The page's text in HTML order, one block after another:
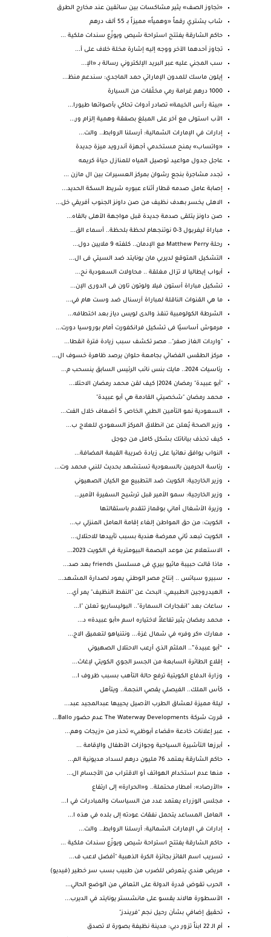
«تجاوز الصف» يثير مشاكسات بين سائقين عند مخارج الطرق
شاب يشتري رقماً «وهمياً» مميزاً بـ 55 ألف درهم
حاكم الشارقة يفتتح استراحة شيص ويوزّع سندات ملكية ...
تجاوز أحدهما الآخر ووجه إليه إشارة مخلة خلاف على أ...
سب المجني عليه عبر البريد الإلكتروني رسالة بـ «الإ...
إيلون ماسك للمدون الإماراتي حمد الماجدي: سندعم منظ...
1000 درهم غرامة رمي مخلّفات من السيارة
«بيئة رأس الخيمة» تصادر أدوات تحاكي بأصواتها طيورا...
الأب استولى مع آخر على المبلغ بصفقة وهمية إلزام ور...
إدارات في الإمارات الشمالية: أرسلنا الروابط.. والت...
«واتساب» يمنح مستخدمي أجهزة أندرويد ميزة جديدة
عاجل جدول مواعيد توصيل المياه للمنازل حياة كريمه
تجدد مشاجرة بنجع رشوان بمركز العسيرات بين ال مازن ...
إصابة عامل صدمه قطار أثناء عبوره شريط السكة الحديد...
الاهلى يخسر بهدف نظيف من صن داونز الجنوب أفريقي خل...
صن داونز يتلقى صدمة جديدة قبل مواجهة الأهلى بالقاه...
مباراة ليفربول 3-0 نوتنجهام لحظة بلحظة.. أسماء الق...
رحلة Matthew Perry مع الإدمان.. كلفته 9 ملايين دول...
التشكيل المتوقع لديربي مان يونايتد ضد السيتي فى ال...
أبواب إيطاليا لا تزال مغلقة .. محاولات السعودية نح...
تشكيل مباراة أستون فيلا ولوتون تاون فى الدورى الإن...
ما هي القنوات الناقلة لمباراة آرسنال ضد وست هام في...
الشرطة الكولومبية تنقذ والدى لويس دياز بعد اختطافه...
مرموش أساسيًا فى تشكيل فرانكفورت أمام بوروسيا دورت...
"واردات الغاز صفر".. مصر تكشف سبب زيادة فترة انقطا...
مركز الطقس الفضائي بجامعة حلوان يرصد ظاهرة خسوف ال...
رئاسيات 2024.. مايك بنس نائب الرئيس السابق ينسحب م...
"أبو عبيدة" رمضان 2024| كيف لقن محمد رمضان الاحتلا...
محمد رمضان "شخصيتي القادمة هي أبو عبيدة"
السعودية نمو التأمين الطبي الخاص 5 أضعاف خلال الفت...
وزير الصحة يُعلن عن انطلاق المركز السعودي للعلاج ب...
كيف تحذف بياناتك بشكل كامل من جوجل
النواب يوافق نهائيا على زيادة ضريبة القيمة المضافة...
رئاسة الحرمين بالسعودية تستشهد بحديث للنبي محمد وت...
وزير الخارجية: الكويت ضد التطبيع مع الكيان الصهيوني
وزير الخارجية: سمو الأمير قبل ترشيح السفيرة الأمير...
وزيرة الأشغال أماني بوقماز تتقدم باستقالتها
الكويت: من حق المواطن إلغاء إقامة العامل المنزلي ب...
الكويت تبعد ثاني ممرضة هندية بسبب تأييدها للاحتلال...
الاستعلام عن موعد البصمة البيومترية في الكويت 2023...
ماذا قالت حبيبة ماثيو بيري فى مسلسل friends بعد صد...
سبيرو سباتس .. إنتاج مصر الوطني يعود لصدارة المشهد...
الهيدروجين الطبيعي: البحث عن "النفط النظيف" يمر أي...
ساعات بعد "انفجارات السمارة".. البوليساريو تعلن "ا...
محمد رمضان يثير تفاعلاً لاختياره اسم «أبو عبيدة» د...
معارك «كر وفر» في شمال غزة... ونتنياهو لتعميق الاج...
“أبو عبيدة”.. الملثم الذي أرعب الاحتلال الصهيوني
إقلاع الطائرة السابعة من الجسر الجوي الكويتي لإغاث...
وزارة الدفاع الكويتية ترفع حالة التأهب بسبب ظروف ا...
كأس الملك.. الفيصلي يقصي النجمة.. ويتأهل
ليلة مميزة لعشاق الطرب الأصيل يحييها عبدالمجيد عبد...
قررت شركة The Waterway Developments عدم حضور Ballo...
عبر إعلانات خادعة «قضاء أبوظبي» تحذر من «زيجات وهم...
أبرزها التأشيرة السياحية وجوازات الأطفال والإقامة ...
حاكم الشارقة يعتمد 76 مليون درهم لسداد مديونية الم...
منها عدم استخدام الهواتف أو الاقتراب من الأجسام ال...
«الأرصاد»: أمطار محتملة.. و«الحرارة» إلى ارتفاع
مجلس الوزراء يعتمد عدد من السياسات والمبادرات في ا...
العامل المساعد يتحمل نفقات عودته إلى بلده في هذه ا...
إدارات في الإمارات الشمالية: أرسلنا الروابط.. والت...
حاكم الشارقة يفتتح استراحة شيص ويوزّع سندات ملكية ...
تسريب اسم الفائز بجائزة الكرة الذهبية "أفضل لاعب ف...
مريض هندي يتعرض للضرب من طبيب بسب سر خطير (فيديو)
الحرب تقوض قدرة الدولة على التعافي من الوضع الحالي...
الأسطورة هالاند يقسو على مانشستر يونايتد في الديرب...
تحقيق إضافي بشأن رحيل نجم "فريندز"
أم الـ 22 ابناً تزور دبي: مدينة نظيفة بصورة لا تصدق